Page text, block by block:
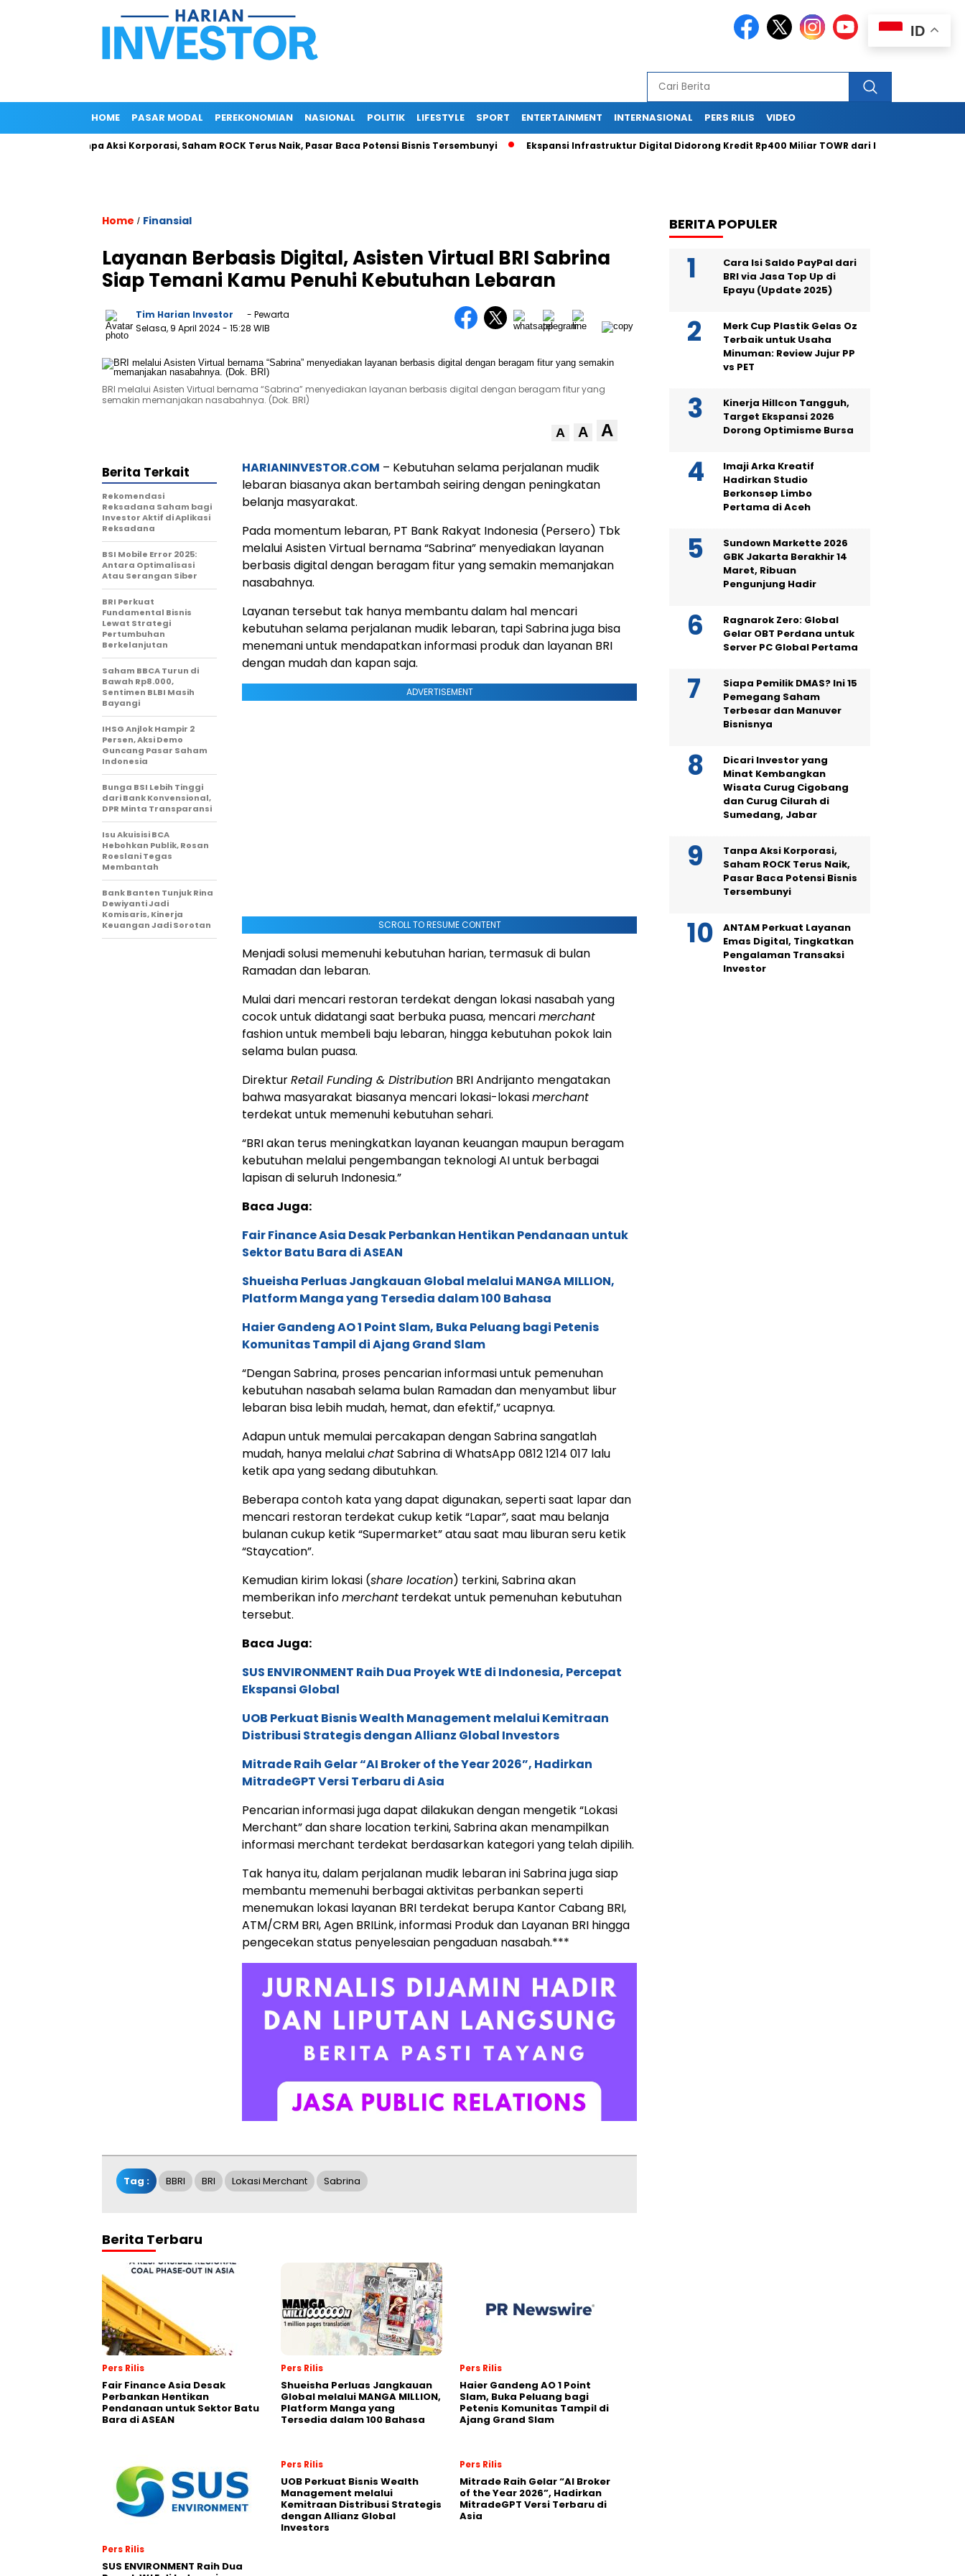
HOME PASAR MODAL PEREKONOMIAN NASIONAL POLITIK LIFESTYLE SPORT ENTERTAINMENT INTERNASIONAL PERS RILIS VIDEO
Tanpa Aksi Korporasi, Saham ROCK Terus Naik, Pasar Baca Potensi Bisnis Tersembunyi Ekspansi Infrastruktur Digital Didorong Kredit Rp400 Miliar TOWR dari ICBC
Home / Finansial
Layanan Berbasis Digital, Asisten Virtual BRI Sabrina
Siap Temani Kamu Penuhi Kebutuhan Lebaran
Tim Harian Investor
- Pewarta
Selasa, 9 April 2024- 15:28 WIB
BRI melalui Asisten Virtual bernama “Sabrina” menyediakan layanan berbasis digital dengan beragam fitur yang
semakin memanjakan nasabahnya. (Dok. BRI)
A A A
HARIANINVESTOR.COM – Kebutuhan selama perjalanan mudik
lebaran biasanya akan bertambah seiring dengan peningkatan
belanja masyarakat.
Pada momentum lebaran, PT Bank Rakyat Indonesia (Persero) Tbk
melalui Asisten Virtual bernama “Sabrina” menyediakan layanan
berbasis digital dengan beragam fitur yang semakin memanjakan
nasabahnya.
Layanan tersebut tak hanya membantu dalam hal mencari
kebutuhan selama perjalanan mudik lebaran, tapi Sabrina juga bisa
menemani untuk mendapatkan informasi produk dan layanan BRI
dengan mudah dan kapan saja.
ADVERTISEMENT
SCROLL TO RESUME CONTENT
Menjadi solusi memenuhi kebutuhan harian, termasuk di bulan
Ramadan dan lebaran.
Mulai dari mencari restoran terdekat dengan lokasi nasabah yang
cocok untuk didatangi saat berbuka puasa, mencarimerchant
fashion untuk membeli baju lebaran, hingga kebutuhan pokok lain
selama bulan puasa.
DirekturRetail Funding & Distribution BRI Andrijanto mengatakan
bahwa masyarakat biasanya mencari lokasi-lokasimerchant
terdekat untuk memenuhi kebutuhan sehari.
“BRI akan terus meningkatkan layanan keuangan maupun beragam
kebutuhan melalui pengembangan teknologi AI untuk berbagai
lapisan di seluruh Indonesia.”
Baca Juga:
Fair Finance Asia Desak Perbankan Hentikan Pendanaan untuk
Sektor Batu Bara di ASEAN
Shueisha Perluas Jangkauan Global melalui MANGA MILLION,
Platform Manga yang Tersedia dalam 100 Bahasa
Haier Gandeng AO 1 Point Slam, Buka Peluang bagi Petenis
Komunitas Tampil di Ajang Grand Slam
“Dengan Sabrina, proses pencarian informasi untuk pemenuhan
kebutuhan nasabah selama bulan Ramadan dan menyambut libur
lebaran bisa lebih mudah, hemat, dan efektif,” ucapnya.
Adapun untuk memulai percakapan dengan Sabrina sangatlah
mudah, hanya melaluichatSabrina di WhatsApp 0812 1214 017 lalu
ketik apa yang sedang dibutuhkan.
Beberapa contoh kata yang dapat digunakan, seperti saat lapar dan
mencari restoran terdekat cukup ketik “Lapar”, saat mau belanja
bulanan cukup ketik “Supermarket” atau saat mau liburan seru ketik
“Staycation”.
Kemudian kirim lokasi (share location) terkini, Sabrina akan
memberikan infomerchant terdekat untuk pemenuhan kebutuhan
tersebut.
Baca Juga:
SUS ENVIRONMENT Raih Dua Proyek WtE di Indonesia, Percepat
Ekspansi Global
UOB Perkuat Bisnis Wealth Management melalui Kemitraan
Distribusi Strategis dengan Allianz Global Investors
Mitrade Raih Gelar “AI Broker of the Year 2026”, Hadirkan
MitradeGPT Versi Terbaru di Asia
Pencarian informasi juga dapat dilakukan dengan mengetik “Lokasi
Merchant” dan share location terkini, Sabrina akan menampilkan
informasi merchant terdekat berdasarkan kategori yang telah dipilih.
Tak hanya itu, dalam perjalanan mudik lebaran ini Sabrina juga siap
membantu memenuhi berbagai aktivitas perbankan seperti
menemukan lokasi layanan BRI terdekat berupa Kantor Cabang BRI,
ATM/CRM BRI, Agen BRILink, informasi Produk dan Layanan BRI hingga
pengecekan status penyelesaian pengaduan nasabah.***
Berita Terkait
Rekomendasi
Reksadana Saham bagi
Investor Aktif di Aplikasi
Reksadana
BSI Mobile Error 2025:
Antara Optimalisasi
Atau Serangan Siber
BRI Perkuat
Fundamental Bisnis
Lewat Strategi
Pertumbuhan
Berkelanjutan
Saham BBCA Turun di
Bawah Rp8.000,
Sentimen BLBI Masih
Bayangi
IHSG Anjlok Hampir 2
Persen, Aksi Demo
Guncang Pasar Saham
Indonesia
Bunga BSI Lebih Tinggi
dari Bank Konvensional,
DPR Minta Transparansi
Isu Akuisisi BCA
Hebohkan Publik, Rosan
Roeslani Tegas
Membantah
Bank Banten Tunjuk Rina
Dewiyanti Jadi
Komisaris, Kinerja
Keuangan Jadi Sorotan
Tag : BBRI BRI Lokasi Merchant Sabrina
Berita Terbaru
Pers Rilis
Fair Finance Asia Desak
Perbankan Hentikan
Pendanaan untuk Sektor Batu
Bara di ASEAN
Pers Rilis
Shueisha Perluas Jangkauan
Global melalui MANGA MILLION,
Platform Manga yang
Tersedia dalam 100 Bahasa
Pers Rilis
Haier Gandeng AO 1 Point
Slam, Buka Peluang bagi
Petenis Komunitas Tampil di
Ajang Grand Slam
Pers Rilis
SUS ENVIRONMENT Raih Dua
Pers Rilis
UOB Perkuat Bisnis Wealth
Management melalui
Kemitraan Distribusi Strategis
dengan Allianz Global
Investors
Pers Rilis
Mitrade Raih Gelar “AI Broker
of the Year 2026”, Hadirkan
MitradeGPT Versi Terbaru di
Asia
BERITA POPULER
Cara Isi Saldo PayPal dari
BRI via Jasa Top Up di
Epayu (Update 2025)
Merk Cup Plastik Gelas Oz
Terbaik untuk Usaha
Minuman: Review Jujur PP
vs PET
Kinerja Hillcon Tangguh,
Target Ekspansi 2026
Dorong Optimisme Bursa
Imaji Arka Kreatif
Hadirkan Studio
Berkonsep Limbo
Pertama di Aceh
Sundown Markette 2026
GBK Jakarta Berakhir 14
Maret, Ribuan
Pengunjung Hadir
Ragnarok Zero: Global
Gelar OBT Perdana untuk
Server PC Global Pertama
Siapa Pemilik DMAS? Ini 15
Pemegang Saham
Terbesar dan Manuver
Bisnisnya
Dicari Investor yang
Minat Kembangkan
Wisata Curug Cigobang
dan Curug Cilurah di
Sumedang, Jabar
Tanpa Aksi Korporasi,
Saham ROCK Terus Naik,
Pasar Baca Potensi Bisnis
Tersembunyi
ANTAM Perkuat Layanan
Emas Digital, Tingkatkan
Pengalaman Transaksi
Investor
ID